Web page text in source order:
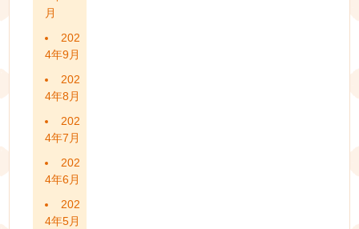
月
202
4年9月
202
4年8月
202
4年7月
202
4年6月
202
4年5月